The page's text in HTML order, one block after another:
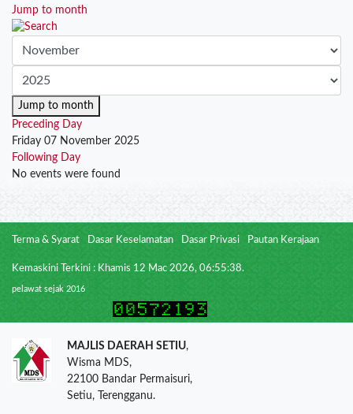
Jump to month
Jump to month
Preceding Day
Friday 07 November 2025
Following Day
No events were found
Terma & Syarat Dasar Keselamatan Dasar Privasi Pautan Kerajaan
Kemaskini Terkini : Khamis 12 Mac 2026, 06:55:38.
pelawat sejak 2016
MAJLIS DAERAH SETIU,
Wisma MDS,
22100 Bandar Permaisuri,
Setiu, Terengganu.